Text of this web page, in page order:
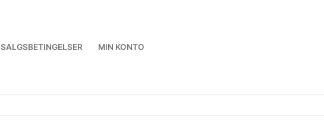
SALGSBETINGELSER MIN KONTO